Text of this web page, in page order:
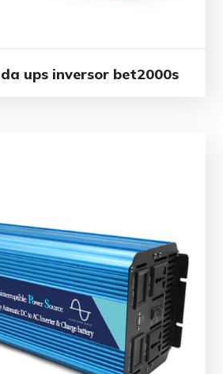
ups inversor bet2000s